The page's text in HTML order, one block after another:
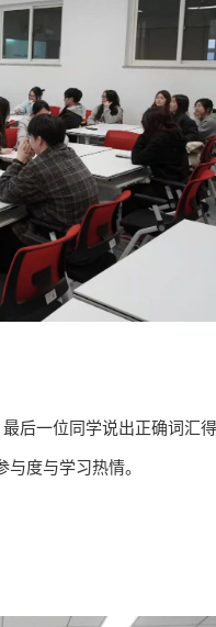
后一位同学说出正确词汇
度与学习热情。